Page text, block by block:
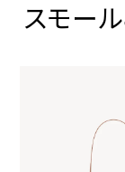
スモー